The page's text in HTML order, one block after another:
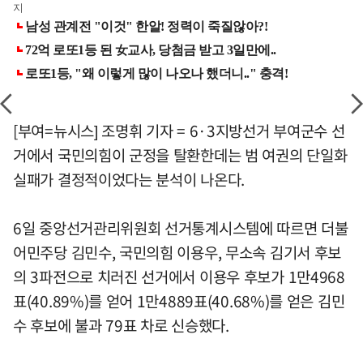
지
[부여=뉴시스] 조명휘 기자 = 6·3지방선거 부여군수 선
거에서 국민의힘이 군정을 탈환한데는 범 여권의 단일화
실패가 결정적이었다는 분석이 나온다.
6일 중앙선거관리위원회 선거통계시스템에 따르면 더불
어민주당 김민수, 국민의힘 이용우, 무소속 김기서 후보
의 3파전으로 치러진 선거에서 이용우 후보가 1만4968
표(40.89%)를 얻어 1만4889표(40.68%)를 얻은 김민
수 후보에 불과 79표 차로 신승했다.